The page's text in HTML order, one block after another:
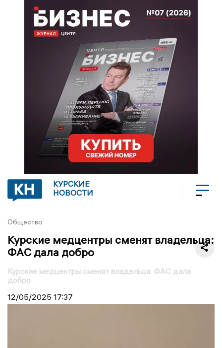
КУРСКИЕ
НОВОСТИ
Общество
Курские медцентры сменят владельца:
ФАС дала добро
Курские медцентры сменят владельца: ФАС дала
добро
12/05/2025 17:37